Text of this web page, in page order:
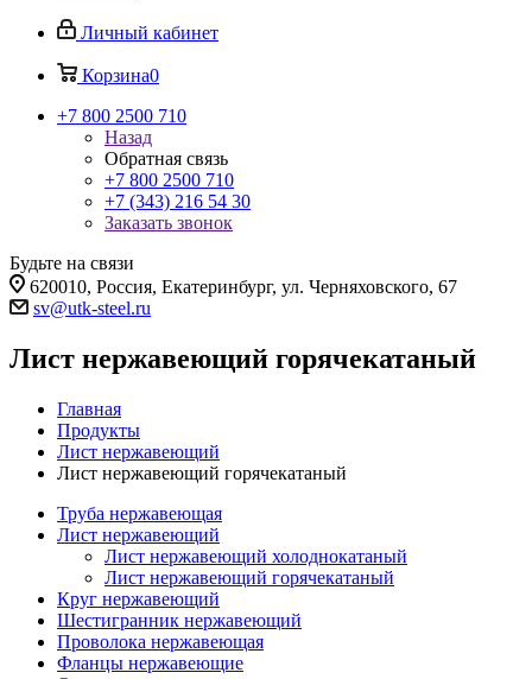
Личный кабинет
Корзина0
+7 800 2500 710
Назад
Обратная связь
+7 800 2500 710
+7 (343) 216 54 30
Заказать звонок
Будьте на связи
620010, Россия, Екатеринбург, ул. Черняховского, 67
sv@utk-steel.ru
Лист нержавеющий горячекатаный
Главная
Продукты
Лист нержавеющий
Лист нержавеющий горячекатаный
Труба нержавеющая
Лист нержавеющий
Лист нержавеющий холоднокатаный
Лист нержавеющий горячекатаный
Круг нержавеющий
Шестигранник нержавеющий
Проволока нержавеющая
Фланцы нержавеющие